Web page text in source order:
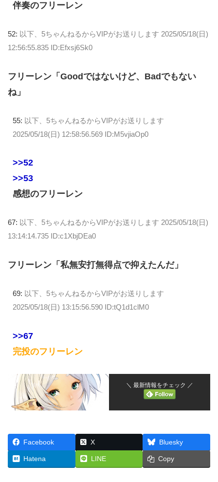
伴奏のフリーレン
52: 以下、5ちゃんねるからVIPがお送りします 2025/05/18(日)
12:56:55.835 ID:Efxsj6Sk0
フリーレン「Goodではないけど、Badでもない
ね」
55: 以下、5ちゃんねるからVIPがお送りします
2025/05/18(日) 12:58:56.569 ID:M5vjiaOp0
>>52
>>53
感想のフリーレン
67: 以下、5ちゃんねるからVIPがお送りします 2025/05/18(日)
13:14:14.735 ID:c1XbjDEa0
フリーレン「私無安打無得点で抑えたんだ」
69: 以下、5ちゃんねるからVIPがお送りします
2025/05/18(日) 13:15:56.590 ID:tQ1d1clM0
>>67
完投のフリーレン
＼ 最新情報をチェック ／
Facebook X Bluesky
Hatena LINE Copy